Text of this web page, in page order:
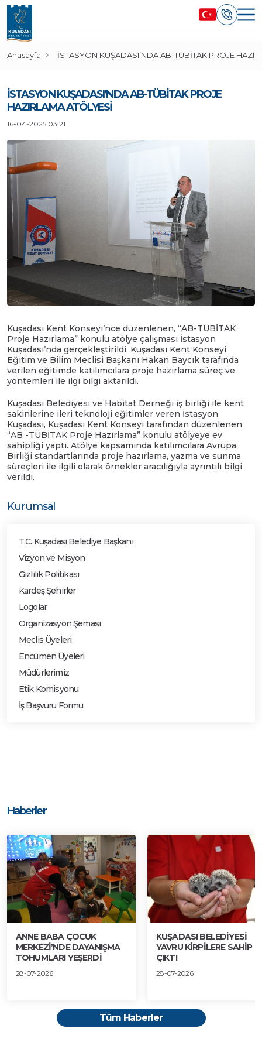
Anasayfa İSTASYON KUŞADASI’NDA AB-TÜBİTAK PROJE
İSTASYON KUŞADASI’NDA AB-TÜBİTAK PROJE
HAZIRLAMA ATÖLYESİ
16-04-2025 03:21
Kuşadası Kent Konseyi’nce düzenlenen, “AB-TÜBİTAK
Proje Hazırlama” konulu atölye çalışması İstasyon
Kuşadası’nda gerçekleştirildi. Kuşadası Kent Konseyi
Eğitim ve Bilim Meclisi Başkanı Hakan Baycık tarafında
verilen eğitimde katılımcılara proje hazırlama süreç ve
yöntemleri ile ilgi bilgi aktarıldı.
Kuşadası Belediyesi ve Habitat Derneği iş birliği ile kent
sakinlerine ileri teknoloji eğitimler veren İstasyon
Kuşadası, Kuşadası Kent Konseyi tarafından düzenlenen
“AB -TÜBİTAK Proje Hazırlama” konulu atölyeye ev
sahipliği yaptı. Atölye kapsamında katılımcılara Avrupa
Birliği standartlarında proje hazırlama, yazma ve sunma
süreçleri ile ilgili olarak örnekler aracılığıyla ayrıntılı bilgi
verildi.
Kurumsal
T.C. Kuşadası Belediye Başkanı
Vizyon ve Misyon
Gizlilik Politikası
Kardeş Şehirler
Logolar
Organizasyon Şeması
Meclis Üyeleri
Encümen Üyeleri
Müdürlerimiz
Etik Komisyonu
İş Başvuru Formu
Haberler
ANNE BABA ÇOCUK
MERKEZİ’NDE DAYANIŞMA
TOHUMLARI YEŞERDİ
28-07-2026
KUŞADASI BELEDİYESİ
YAVRU KİRPİLERE SAHİP
ÇIKTI
28-07-2026
Tüm Haberler